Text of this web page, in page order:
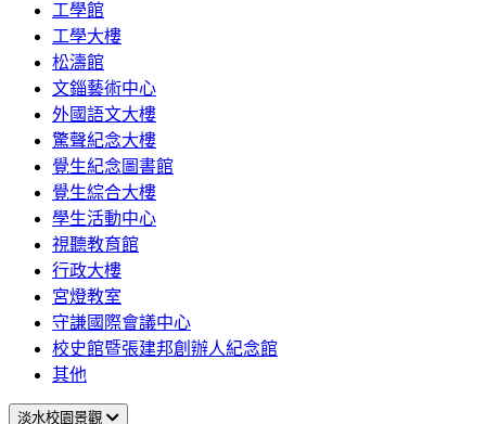
工學館
工學大樓
松濤館
文錙藝術中心
外國語文大樓
驚聲紀念大樓
覺生紀念圖書館
覺生綜合大樓
學生活動中心
視聽教育館
行政大樓
宮燈教室
守謙國際會議中心
校史館暨張建邦創辦人紀念館
其他
淡水校園景觀